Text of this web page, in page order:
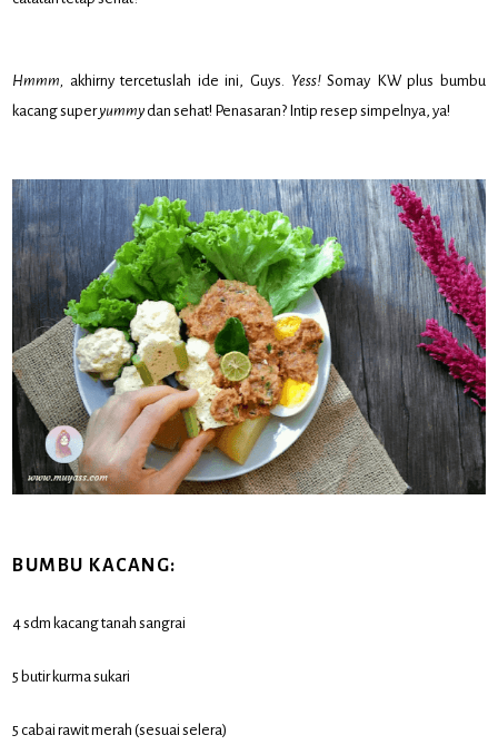
Hmmm, akhirny tercetuslah ide ini, Guys. Yess!Somay KW plus bumbu
kacang superyummydan sehat! Penasaran? Intip resep simpelnya, ya!
BUMBU KACANG:
4 sdm kacang tanah sangrai
5 butir kurma sukari
5 cabai rawit merah (sesuai selera)